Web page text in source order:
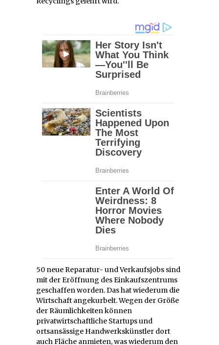
50 neue Reparatur- und Verkaufsjobs sind
mit der Eröffnung des Einkaufszentrums
geschaffen worden. Das hat wiederum die
Wirtschaft angekurbelt. Wegen der Größe
der Räumlichkeiten können
privatwirtschaftliche Startups und
ortsansässige Handwerkskünstler dort
auch Fläche anmieten, was wiederum den